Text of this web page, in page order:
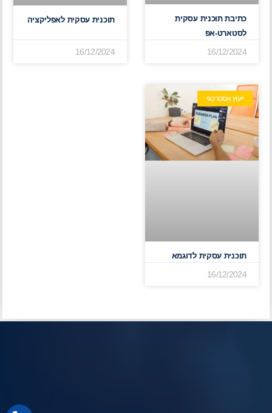
כתיבת תוכנית עסקית
לסטארט-אפ
16/12/2024
תוכנית עסקית לאפליקציה
16/12/2024
ייעוץ אסטרטגי
תוכנית עסקית לדוגמא
16/12/2024